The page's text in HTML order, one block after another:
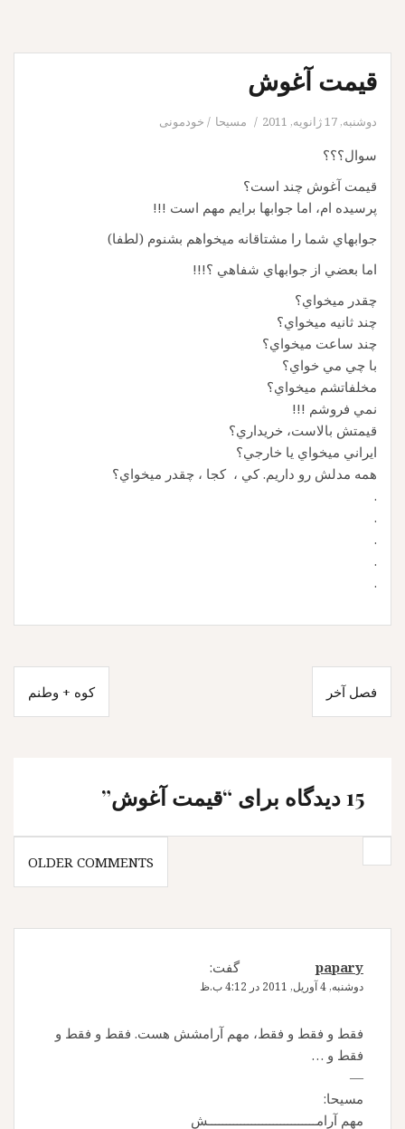
قيمت آغوش
دوشنبه, 17 ژانویه, 2011 مسيحا خودمونی
سوال؟؟؟
قيمت آغوش چند است؟
پرسيده ام، اما جوابها برايم مهم است !!!
جوابهاي شما را مشتاقانه ميخواهم بشنوم (لطفا)
اما بعضي از جوابهاي شفاهي ؟!!!
چقدر ميخواي؟
چند ثانيه ميخواي؟
چند ساعت ميخواي؟
با چي مي خواي؟
مخلفاتشم ميخواي؟
نمي فروشم !!!
قيمتش بالاست، خريداري؟
ايراني ميخواي يا خارجي؟
همه مدلش رو داريم. كي ، كجا ، چقدر ميخواي؟
.
.
.
.
.
راهبری
نوشته
كوه + وطنم فصل آخر
15 دیدگاه برای “ قيمت آغوش”
OLDER COMMENTS
papary گفت:
دوشنبه, 4 آوریل, 2011 در 4:12 ب.ظ
فقط و فقط و فقط، مهم آرامشش هست. فقط و فقط و
فقط و …
—
مسیحا:
مهم آرامــــــــــــــــــــــــــــــش